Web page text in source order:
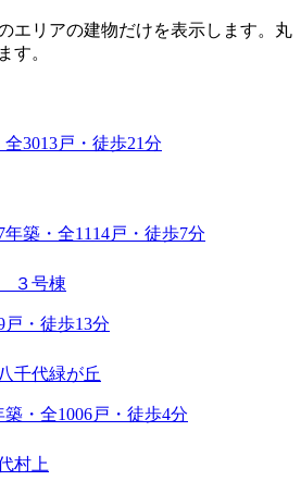
エリアの建物だけを表示します。丸
す。
3013戸・徒歩21分
年築・全1114戸・徒歩7分
３号棟
戸・徒歩13分
千代緑が丘
・全1006戸・徒歩4分
村上